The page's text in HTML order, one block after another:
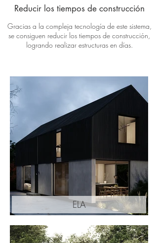
Reducir los tiempos de construcción
Gracias a la compleja tecnología de este sistema,
se consiguen reducir los tiempos de construcción,
logrando realizar estructuras en días.
ELA